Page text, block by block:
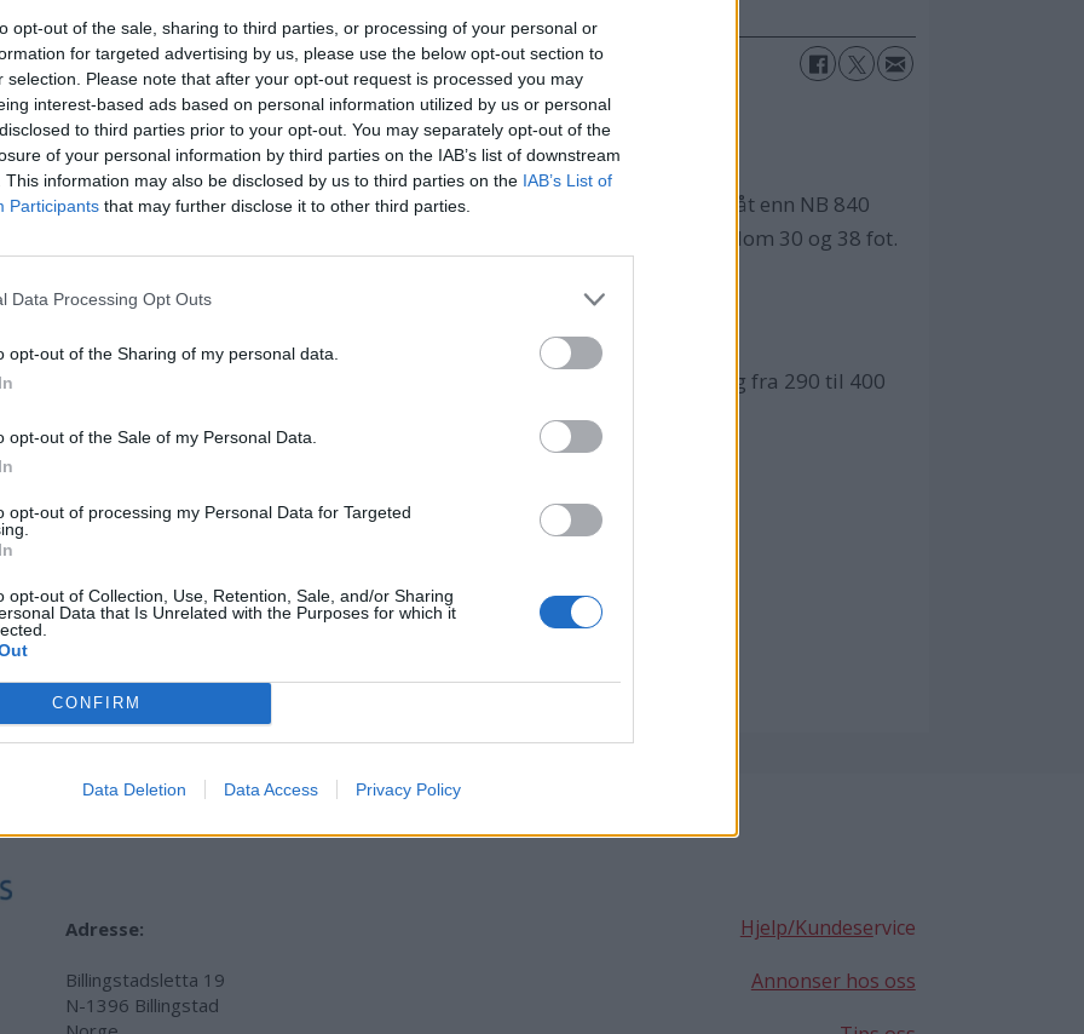
opt-out of the sale, sharing to third parties, or processing of your personal or
for targeted advertising by us, please use the below opt-out section to
selection. Please note that after your opt-out request is processed you may
interest-based ads based on personal information utilized by us or personal
to third parties prior to your opt-out. You may separately opt-out of the
of your personal information by third parties on the IAB’s list of downstream
This information may also be disclosed by us to third parties on the IAB’s List of
Participants that may further disclose it to other third parties.
Data Processing Opt Outs
opt-out of the Sharing of my personal data.
opt-out of the Sale of my Personal Data.
opt-out of processing my Personal Data for Targeted
opt-out of Collection, Use, Retention, Sale, and/or Sharing
Data that Is Unrelated with the Purposes for which it
CONFIRM
Data Deletion Data Access Privacy Policy
21.03.2007 - 00:00
Den er 10.20 meter lang og 3.50 meter bred og blir en atskillig større båt enn NB 840
kommer. Med båter fra 27 til 38 fot har NB Marine et produkthull mellom 30 og 38 fot.
vil i følge NB Marine få en etterlengtet plass i produktrekken.
to doble køyer i to lugarer. En stor usofa vil bli å finne senterlugaren.
hekkaggregat og en for fast aksling. Motoralternativene vil trolig strekke seg fra 290 til 400
luker.
Adresse:
Billingstadsletta 19
N-1396 Billingstad
Hjelp/Kundeservice
Annonser hos oss